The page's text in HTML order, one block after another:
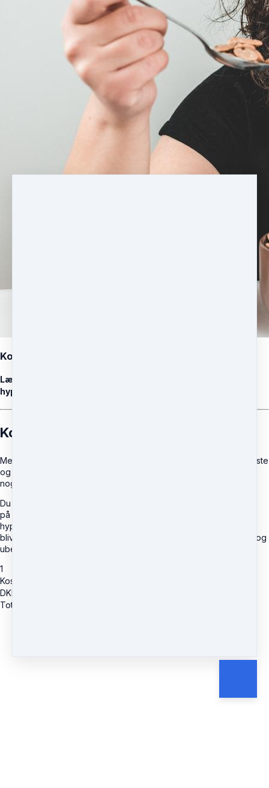
Kost og Motion
Lær hvordan du hjælper til bedre kost og motion med
hypnoterapi
Kost og Motion
Med hypnoterapi er det utrolig let at afdække hvilke underbevidste
og tidligere indlærte mønstre som "driver" en person til at spise
noget "mod deres bevidste vilje".
Du vil på dette kursus følge en person som kommer for at ændre
på sine kostvaner og se hvad der sker under interviewet og det
hypnoterapeutiske forløb. Hvilken afdækning og prioritering der
bliver foretage undervejs i processen for at forandre de under- og
ubevidste vaner.
1
Kost og Motion
DKK
Total due